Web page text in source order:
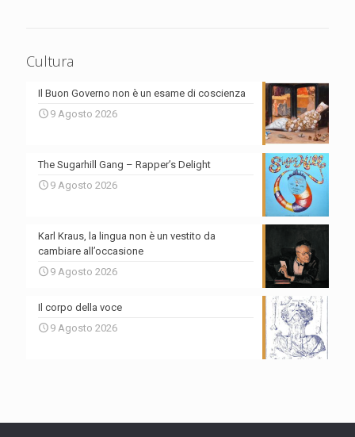
Cultura
Il Buon Governo non è un esame di coscienza
9 Agosto 2026
The Sugarhill Gang – Rapper’s Delight
9 Agosto 2026
Karl Kraus, la lingua non è un vestito da
cambiare all’occasione
9 Agosto 2026
Il corpo della voce
9 Agosto 2026